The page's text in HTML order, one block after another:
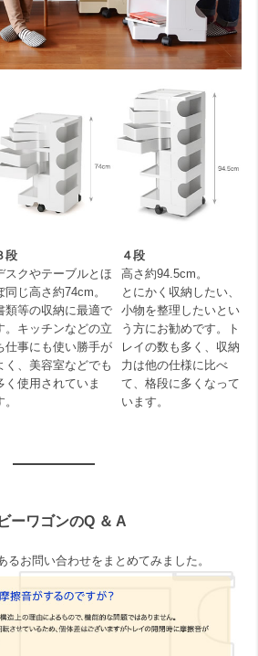
段
スクやテーブルとほ
同じ高さ約74cm。
類等の収納に最適で
。キッチンなどの立
仕事にも使い勝手が
く、美容室などでも
く使用されていま
。
４段
高さ約94.5cm。
とにかく収納したい、
小物を整理したいとい
う方にお勧めです。ト
レイの数も多く、収納
力は他の仕様に比べ
て、格段に多くなって
います。
ーワゴンのQ ＆ A
るお問い合わせをまとめてみました。